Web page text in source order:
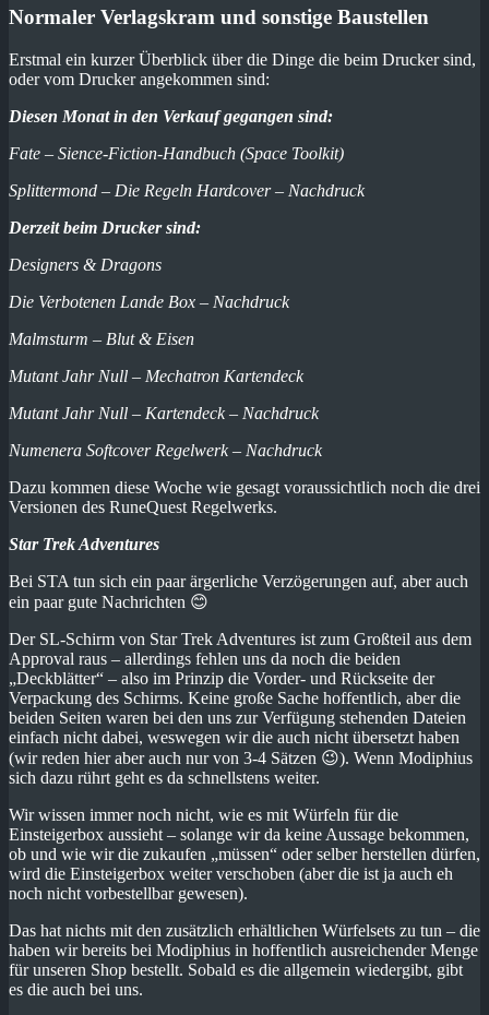
Normaler Verlagskram und sonstige Baustellen
Erstmal ein kurzer Überblick über die Dinge die beim Drucker sind,
oder vom Drucker angekommen sind:
Diesen Monat in den Verkauf gegangen sind:
Fate – Sience-Fiction-Handbuch (Space Toolkit)
Splittermond – Die Regeln Hardcover – Nachdruck
Derzeit beim Drucker sind:
Designers & Dragons
Die Verbotenen Lande Box – Nachdruck
Malmsturm – Blut & Eisen
Mutant Jahr Null – Mechatron Kartendeck
Mutant Jahr Null – Kartendeck – Nachdruck
Numenera Softcover Regelwerk – Nachdruck
Dazu kommen diese Woche wie gesagt voraussichtlich noch die drei
Versionen des RuneQuest Regelwerks.
Star Trek Adventures
Bei STA tun sich ein paar ärgerliche Verzögerungen auf, aber auch
ein paar gute Nachrichten 😊
Der SL-Schirm von Star Trek Adventures ist zum Großteil aus dem
Approval raus – allerdings fehlen uns da noch die beiden
„Deckblätter“ – also im Prinzip die Vorder- und Rückseite der
Verpackung des Schirms. Keine große Sache hoffentlich, aber die
beiden Seiten waren bei den uns zur Verfügung stehenden Dateien
einfach nicht dabei, weswegen wir die auch nicht übersetzt haben
(wir reden hier aber auch nur von 3-4 Sätzen 😉). Wenn Modiphius
sich dazu rührt geht es da schnellstens weiter.
Wir wissen immer noch nicht, wie es mit Würfeln für die
Einsteigerbox aussieht – solange wir da keine Aussage bekommen,
ob und wie wir die zukaufen „müssen“ oder selber herstellen dürfen,
wird die Einsteigerbox weiter verschoben (aber die ist ja auch eh
noch nicht vorbestellbar gewesen).
Das hat nichts mit den zusätzlich erhältlichen Würfelsets zu tun – die
haben wir bereits bei Modiphius in hoffentlich ausreichender Menge
für unseren Shop bestellt. Sobald es die allgemein wiedergibt, gibt
es die auch bei uns.